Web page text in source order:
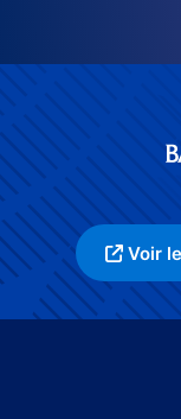
Voir